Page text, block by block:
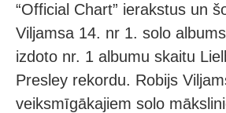
“Official Chart” ierakstus un
Viljamsa 14. nr 1. solo
izdoto nr. 1 albumu skaitu
Presley rekordu. Robijs
veiksmīgākajiem solo